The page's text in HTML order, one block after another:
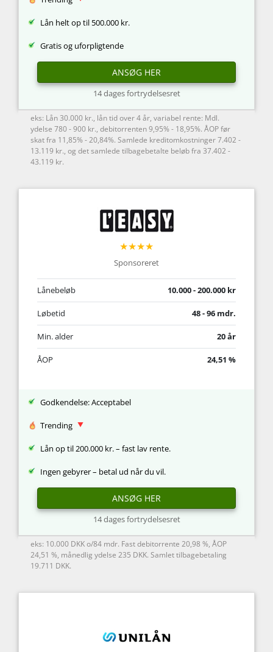
Lån helt op til 500.000 kr.
Gratis og uforpligtende
ANSØG HER
14 dages fortrydelsesret
eks: Lån 30.000 kr., lån tid over 4 år, variabel rente: Mdl.
ydelse 780 - 900 kr., debitorrenten 9,95% - 18,95%. ÅOP før
skat fra 11,85% - 20,84%. Samlede kreditomkostninger 7.402 -
13.119 kr., og det samlede tilbagebetalte beløb fra 37.402 -
43.119 kr.
★★★★
Sponsoreret
Lånebeløb 10.000 - 200.000 kr
Løbetid 48 - 96 mdr.
Min. alder 20 år
ÅOP 24,51 %
Godkendelse: Acceptabel
Trending
Lån op til 200.000 kr. – fast lav rente.
Ingen gebyrer – betal ud når du vil.
ANSØG HER
14 dages fortrydelsesret
eks: 10.000 DKK o/84 mdr. Fast debitorrente 20,98 %, ÅOP
24,51 %, månedlig ydelse 235 DKK. Samlet tilbagebetaling
19.711 DKK.